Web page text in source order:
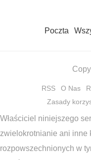
Poczta
RSS O Nas
Zasady
Właściciel niniejszego
zwielokrotnianie ani inne
rozpowszechnionych w